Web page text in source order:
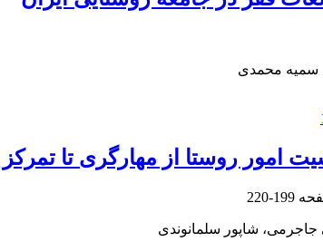
سمیه محمدی
امور روستا از مهارگری تا
199-220
شاپور سلمانوندی